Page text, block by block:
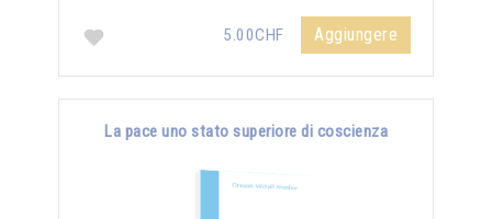
5.00CHF Aggiungere
La pace uno stato superiore di coscienza